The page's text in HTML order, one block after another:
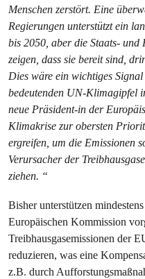
Menschen zerstört. Eine
Regierungen unterstützt ein
bis 2050, aber die Staats- und
zeigen, dass sie bereit sind,
Dies wäre ein wichtiges
bedeutenden UN-Klimagipfel
neue Präsident-in der
Klimakrise zur obersten
ergreifen, um die Emissionen
Verursacher der
ziehen. “
Bisher unterstützen mindestens
Europäischen Kommission
Treibhausgasemissionen der
reduzieren, was eine
z.B. durch